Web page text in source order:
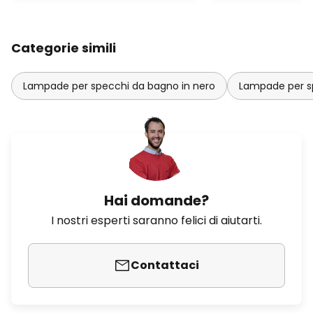
Categorie simili
Lampade per specchi da bagno in nero Lampade per
Hai domande?
I nostri esperti saranno felici di aiutarti.
Contattaci